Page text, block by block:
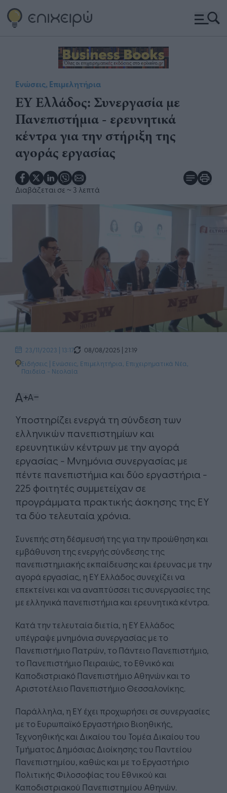
Ενώσεις, Επιμελητήρια
EY Ελλάδος: Συνεργασία με
Πανεπιστήμια - ερευνητικά
κέντρα για την στήριξη της
αγοράς εργασίας
Διαβάζεται σε ~ 3 λεπτά
23/11/2023 | 13:17
08/08/2025 | 21:19
Ειδήσεις | Ενώσεις, Επιμελητήρια Επιχειρηματικά Νέα
Παιδεία - Νεολαία
Υποστηρίζει ενεργά τη σύνδεση των
ελληνικών πανεπιστημίων και
ερευνητικών κέντρων με την αγορά
εργασίας - Μνημόνια συνεργασίας με
πέντε πανεπιστήμια και δύο εργαστήρια -
225 φοιτητές συμμετείχαν σε
προγράμματα πρακτικής άσκησης της ΕΥ
τα δύο τελευταία χρόνια.
Συνεπής στη δέσμευσή της για την προώθηση και
εμβάθυνση της ενεργής σύνδεσης της
πανεπιστημιακής εκπαίδευσης και έρευνας με την
αγορά εργασίας, η ΕΥ Ελλάδος συνεχίζει να
επεκτείνει και να αναπτύσσει τις συνεργασίες της
με ελληνικά πανεπιστήμια και ερευνητικά κέντρα.
Κατά την τελευταία διετία, η ΕΥ Ελλάδος
υπέγραψε μνημόνια συνεργασίας με το
Πανεπιστήμιο Πατρών, το Πάντειο Πανεπιστήμιο,
το Πανεπιστήμιο Πειραιώς, το Εθνικό και
Καποδιστριακό Πανεπιστήμιο Αθηνών και το
Αριστοτέλειο Πανεπιστήμιο Θεσσαλονίκης.
Παράλληλα, η ΕΥ έχει προχωρήσει σε συνεργασίες
με το Ευρωπαϊκό Εργαστήριο Βιοηθικής,
Τεχνοηθικής και Δικαίου του Τομέα Δικαίου του
Τμήματος Δημόσιας Διοίκησης του Παντείου
Πανεπιστημίου, καθώς και με το Εργαστήριο
Πολιτικής Φιλοσοφίας του Εθνικού και
Καποδιστριακού Πανεπιστημίου Αθηνών.